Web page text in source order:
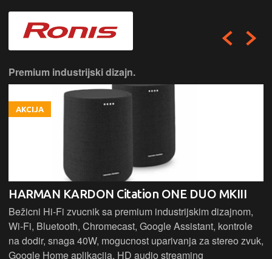
Premium industrijski dizajn.
AKCIJA
HARMAN KARDON Citation ONE DUO MKIII
Bežicni Hi-Fi zvucnik sa premium industrijskim dizajnom,
Wi-Fi, Bluetooth, Chromecast, Google Assistant, kontrole
na dodir, snaga 40W, mogucnost uparivanja za stereo zvuk,
Google Home aplikacija, HD audio streaming